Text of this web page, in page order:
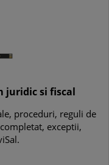
juridic si fiscal
proceduri, reguli de
exceptii,